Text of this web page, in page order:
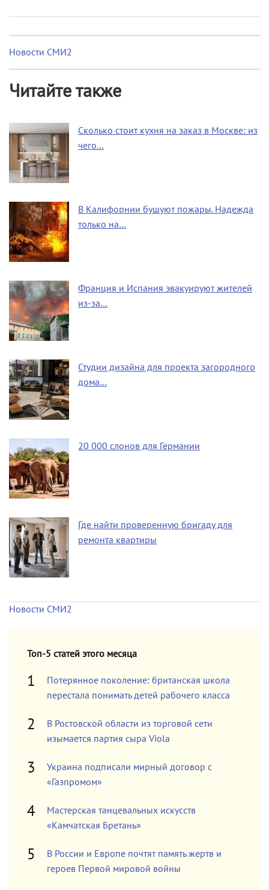
Новости СМИ2
Читайте также
Сколько стоит кухня на заказ в Москве: из
чего…
В Калифорнии бушуют пожары. Надежда
только на…
Франция и Испания эвакуируют жителей
из-за…
Студии дизайна для проекта загородного
дома…
20 000 слонов для Германии
Где найти проверенную бригаду для
ремонта квартиры
Новости СМИ2
Топ-5 статей этого месяца
Потерянное поколение: британская школа
перестала понимать детей рабочего класса
В Ростовской области из торговой сети
изымается партия сыра Viola
Украина подписали мирный договор с
«Газпромом»
Мастерская танцевальных искусств
«Камчатская Бретань»
В России и Европе почтят память жертв и
героев Первой мировой войны